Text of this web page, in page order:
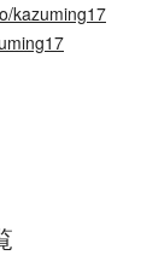
kazuming17